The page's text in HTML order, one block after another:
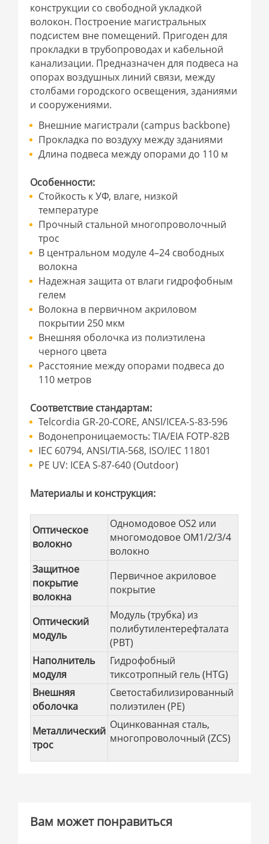
конструкции со свободной укладкой
волокон. Построение магистральных
подсистем вне помещений. Пригоден для
прокладки в трубопроводах и кабельной
канализации. Предназначен для подвеса на
опорах воздушных линий связи, между
столбами городского освещения, зданиями
и сооружениями.
Внешние магистрали (campus backbone)
Прокладка по воздуху между зданиями
Длина подвеса между опорами до 110 м
Особенности:
Стойкость к УФ, влаге, низкой
температуре
Прочный стальной многопроволочный
трос
В центральном модуле 4–24 свободных
волокна
Надежная защита от влаги гидрофобным
гелем
Волокна в первичном акриловом
покрытии 250 мкм
Внешняя оболочка из полиэтилена
черного цвета
Расстояние между опорами подвеса до
110 метров
Соответствие стандартам:
Telcordia GR-20-CORE, ANSI/ICEA-S-83-596
Водонепроницаемость: TIA/EIA FOTP-82В
IEC 60794, ANSI/TIA-568, ISO/IEC 11801
PE UV: ICEA S-87-640 (Outdoor)
Материалы и конструкция:
Оптическое
волокно
Одномодовое OS2 или
многомодовое OM1/2/3/4
волокно
Защитное
покрытие
волокна
Первичное акриловое
покрытие
Оптический
модуль
Модуль (трубка) из
полибутилентерефталата
(PBT)
Наполнитель
модуля
Гидрофобный
тиксотропный гель (HTG)
Внешняя
оболочка
Светостабилизированный
полиэтилен (PE)
Металлический
трос
Оцинкованная сталь,
многопроволочный (ZCS)
Вам может понравиться